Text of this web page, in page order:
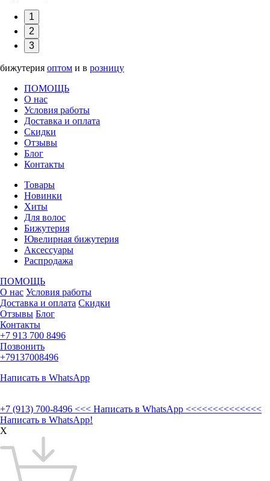
1
2
3
бижутерия оптом и в розницу
ПОМОЩЬ
О нас
Условия работы
Доставка и оплата
Скидки
Отзывы
Блог
Контакты
Товары
Новинки
Хиты
Для волос
Бижутерия
Ювелирная бижутерия
Аксессуары
Распродажа
ПОМОЩЬ
О нас Условия работы
Доставка и оплата Скидки
Отзывы Блог
Контакты
+7 913 700 8496
Позвонить
+79137008496
Написать в WhatsApp
+7 (913) 700-8496 <<< Написать в WhatsApp <<<<<<<<<<<<<<
Написать в WhatsApp!
X